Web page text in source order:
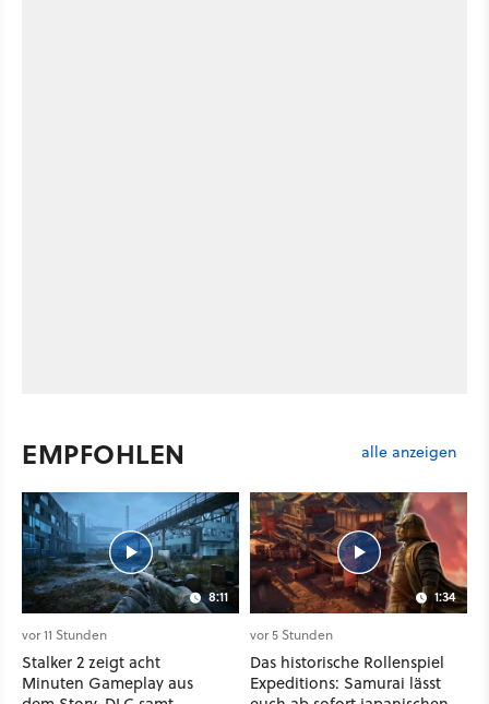
EMPFOHLEN alle anzeigen
8:11
vor 11 Stunden
Stalker 2 zeigt acht
Minuten Gameplay aus
1:34
vor 5 Stunden
Das historische Rollenspiel
Expeditions: Samurai lässt